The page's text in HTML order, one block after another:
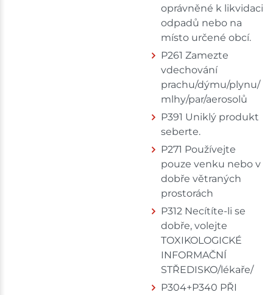
oprávněné k likvidaci
odpadů nebo na
místo určené obcí.
P261 Zamezte
vdechování
prachu/dýmu/plynu/
mlhy/par/aerosolů
P391 Uniklý produkt
seberte.
P271 Používejte
pouze venku nebo v
dobře větraných
prostorách
P312 Necítíte-li se
dobře, volejte
TOXIKOLOGICKÉ
INFORMAČNÍ
STŘEDISKO/lékaře/
P304+P340 PŘI